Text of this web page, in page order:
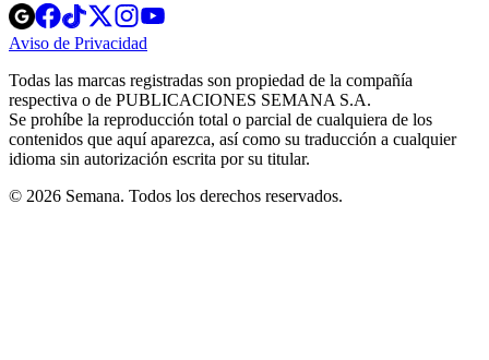
Opens
in
new
Opens
in
new
Opens
in
new
window
Opens
new
windowwindow
Aviso de Privacidad
new
window
Todas las marcas registradas son propiedad de la compañía
respectiva o de PUBLICACIONES SEMANA S.A.
Se prohíbe la reproducción total o parcial de cualquiera de los
contenidos que aquí aparezca, así como su traducción a cualquier
idioma sin autorización escrita por su titular.
© 2026 Semana. Todos los derechos reservados.